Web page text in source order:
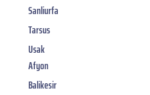
Sanliurfa
Tarsus
Usak
Afyon
Balikesir